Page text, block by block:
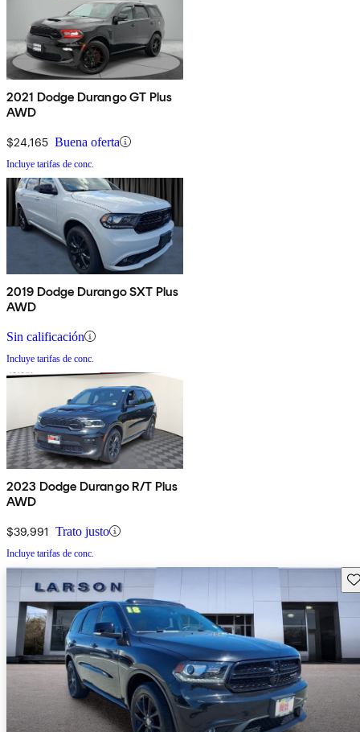
2021 Dodge Durango GT Plus
AWD
$24,165 Buena oferta
Incluye tarifas de conc.
2019 Dodge Durango SXT Plus
AWD
Sin calificación
Incluye tarifas de conc.
2023 Dodge Durango R/T Plus
AWD
$39,991 Trato justo
Incluye tarifas de conc.